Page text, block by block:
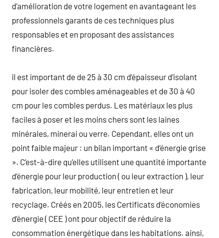
d’amélioration de votre logement en avantageant les
professionnels garants de ces techniques plus
responsables et en proposant des assistances
financières.
il est important de de 25 à 30 cm d’épaisseur d’isolant
pour isoler des combles aménageables et de 30 à 40
cm pour les combles perdus. Les matériaux les plus
faciles à poser et les moins chers sont les laines
minérales, minerai ou verre. Cependant, elles ont un
point faible majeur : un bilan important « d’énergie grise
». C’est-à-dire qu’elles utilisent une quantité importante
d’énergie pour leur production ( ou leur extraction ), leur
fabrication, leur mobilité, leur entretien et leur
recyclage. Créés en 2005, les Certificats d’économies
d’énergie ( CEE ) ont pour objectif de réduire la
consommation énergétique dans les habitations. ainsi,